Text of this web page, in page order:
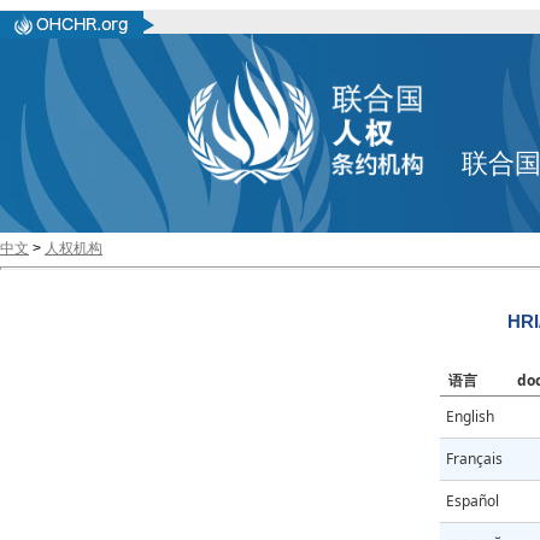
联合
中文 > 人权机构
语言
English
Français
Español